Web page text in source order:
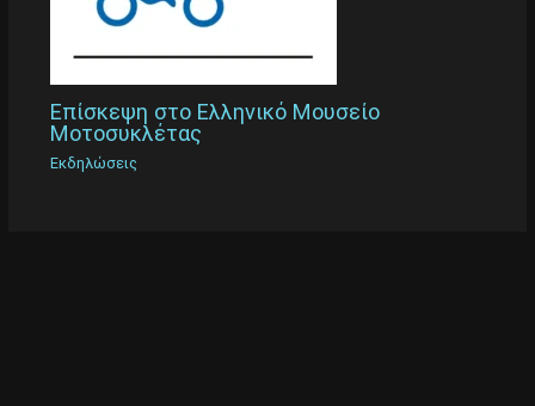
Επίσκεψη στο Ελληνικό Μουσείο
Μοτοσυκλέτας
Εκδηλώσεις